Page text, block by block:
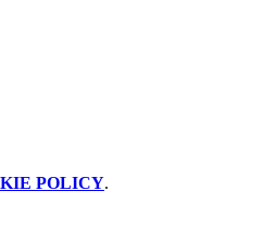
POLICY.